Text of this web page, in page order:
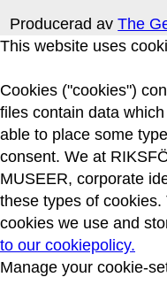
Producerad avThe
This website uses
Cookies ("cookies")
files contain data
able to place some
consent. We at
MUSEER, corporate
these types of
cookies we use and
to our cookiepolicy.
Manage your cookie-